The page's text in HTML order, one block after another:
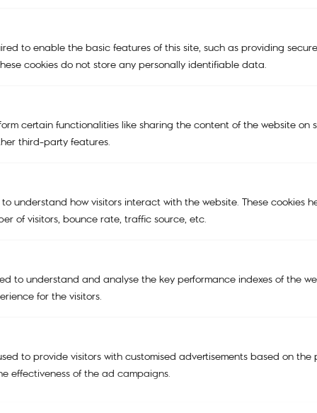
to enable the basic features of this site, such as providing
cookies do not store any personally identifiable data.
certain functionalities like sharing the content of the website on
third-party features.
understand how visitors interact with the website. These cookies
of visitors, bounce rate, traffic source, etc.
to understand and analyse the key performance indexes of the
for the visitors.
to provide visitors with customised advertisements based on the
effectiveness of the ad campaigns.
KIPLING | SMILEY®
BAGS
ACCESSORIES
SALE
Cart